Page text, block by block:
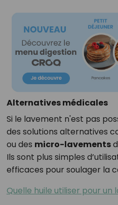
Alternatives médicales
Si le lavement n'est pas
des solutions alternatives
ou des micro-lavements
Ils sont plus simples
efficaces pour soulager la
Quelle huile utiliser pour